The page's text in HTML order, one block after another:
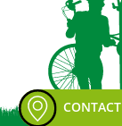
CONTACT